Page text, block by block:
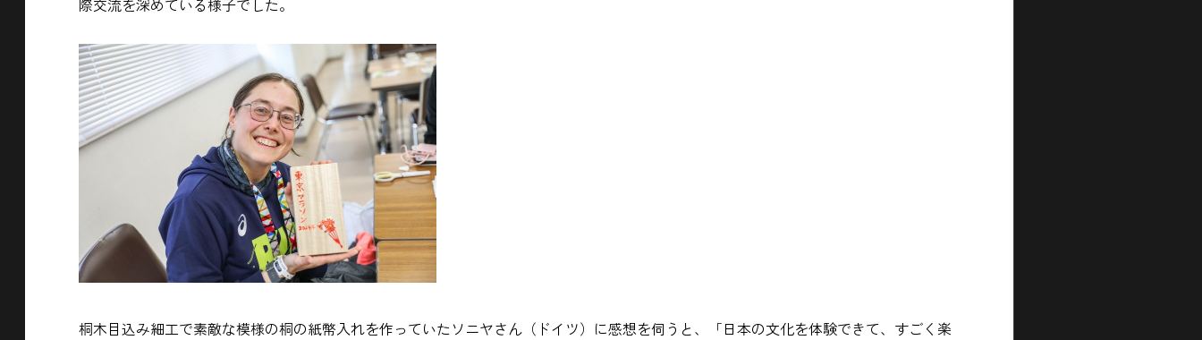
際交流を深めている様子でした。
桐木目込み細工で素敵な模様の桐の紙幣入れを作っていたソニヤさん（ドイツ）に感想を伺うと、「日本の文化を体験できて、すごく楽